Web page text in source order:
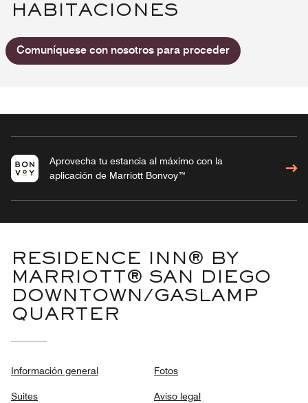
HABITACIONES
Comuníquese con nosotros para proceder
Aprovecha tu estancia al máximo con la
aplicación de Marriott Bonvoy™
RESIDENCE INN® BY
MARRIOTT® SAN DIEGO
DOWNTOWN/GASLAMP
QUARTER
Información general
Suites
Fotos
Aviso legal